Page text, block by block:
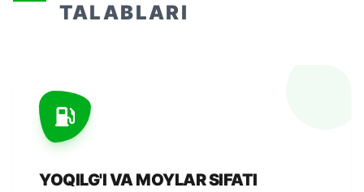
TALABLARI
YOQILG'I VA MOYLAR SIFATI